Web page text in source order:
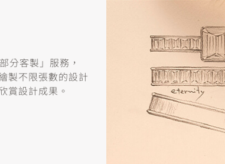
分客製」服務，
製不限張數的設計
賞設計成果。